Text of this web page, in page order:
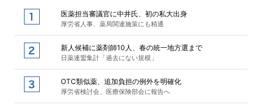
医薬担当審議官に中井氏、初の私大出身
厚労省人事、薬局関連施策にも精通
新人候補に薬剤師10人、春の統一地方選まで
日薬連盟集計「過去にない規模」
OTC類似薬、追加負担の例外を明確化
厚労省検討会、医療保険部会に報告へ